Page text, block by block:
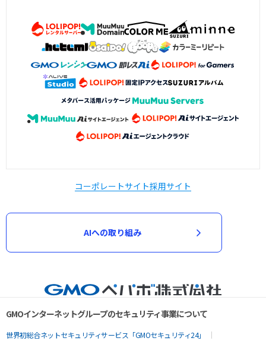
コーポレートサイト採用サイト
AIへの取り組み
GMOインターネットグループのセキュリティ事業について
世界初総合ネットセキュリティサービス「GMOセキュリティ24」